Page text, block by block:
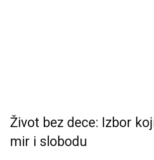
Život bez dece: Izbor
mir i slobodu